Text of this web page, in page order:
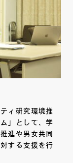
ィ研究環境推
」として、学
進や男女共同
する支援を行